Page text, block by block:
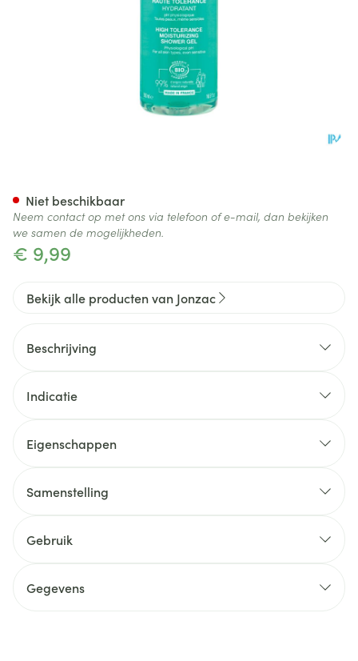
€ 9,99
Niet beschikbaar
Neem contact op met ons via telefoon of e-mail, dan bekijken
we samen de mogelijkheden.
Bekijk alle producten van Jonzac
Beschrijving
Indicatie
Eigenschappen
Samenstelling
Gebruik
Gegevens